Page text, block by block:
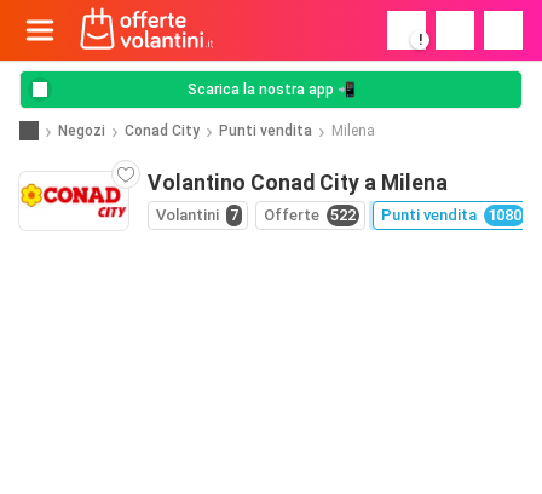
!
Scarica la nostra app 📲
Negozi Conad City Punti vendita Milena
Volantino Conad City a Milena
Volantini 7 Offerte 522 Punti vendita 1080